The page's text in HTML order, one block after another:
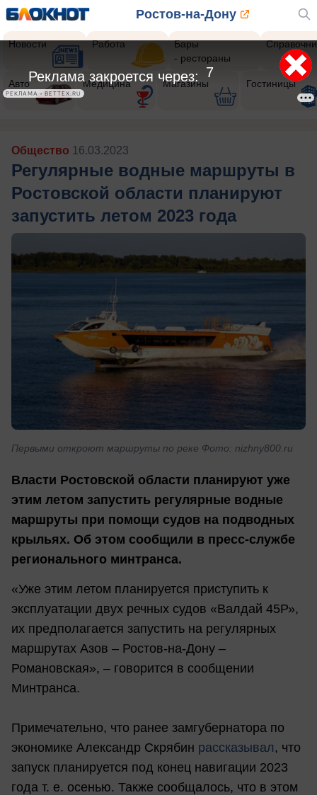
Ростов-на-Дону
Новости Работа
Бары
- рестораны
Авто Медицина Магазины Гостиницы
Общество 16.03.2023
Регулярные водные маршруты в
Ростовской области планируют
запустить летом 2023 года
Первыми откроют маршруты по реке Фото: nizhny800.ru
Власти Ростовской области планируют уже
этим летом запустить регулярные водные
маршруты при помощи судов на подводных
крыльях. Об этом сообщили в пресс-службе
регионального минтранса.
«Уже этим летом планируется приступить к
эксплуатации двух речных судов «Валдай 45Р»,
их предполагается запустить на регулярных
маршрутах Азов – Ростов-на-Дону –
Романовская», – говорится в сообщении
Минтранса.
Примечательно, что ранее замгубернатора по
экономике Александр Скрябин рассказывал, что
запуск планируется под конец навигации 2023
года т. е. осенью. Также сообщалось, что в этом
5
Реклама закроется через:
РЕКЛАМА • BETTEX.RU